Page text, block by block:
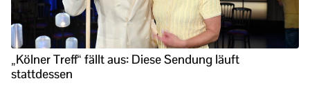
„Kölner Treff“ fällt aus: Diese Sendung läuft
stattdessen